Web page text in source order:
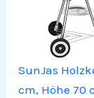
SunJas
cm, Höhe 70